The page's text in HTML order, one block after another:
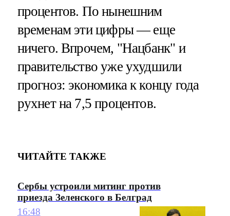
процентов. По нынешним
временам эти цифры — еще
ничего. Впрочем, "Нацбанк" и
правительство уже ухудшили
прогноз: экономика к концу года
рухнет на 7,5 процентов.
ЧИТАЙТЕ ТАКЖЕ
Сербы устроили митинг против
приезда Зеленского в Белград
16:48